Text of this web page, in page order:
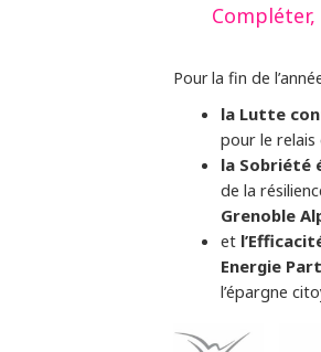
Pour la fin de
la Lutte
pour le relais
la Sobriété
de la
Grenoble
et
Energie
l’épargne